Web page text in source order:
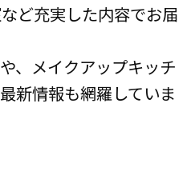
ど充実した内容でお届
、メイクアップキッチ
新情報も網羅していま